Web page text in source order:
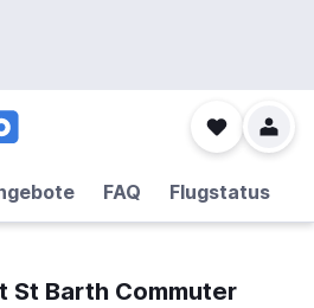
FAQ Flugstatus
St Barth Commuter